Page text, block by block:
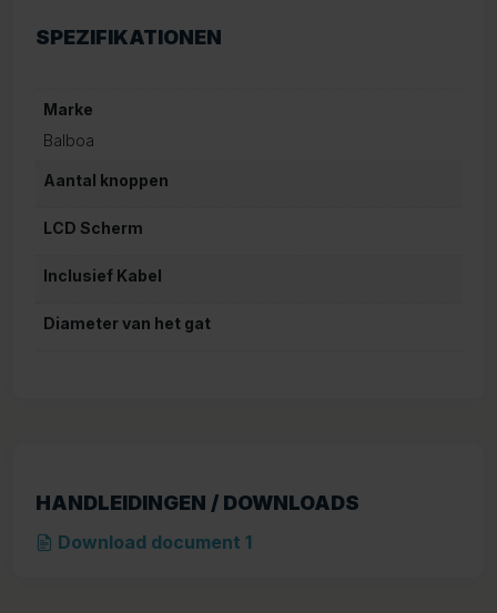
SPEZIFIKATIONEN
Marke
Balboa
Aantal knoppen
LCD Scherm
Inclusief Kabel
Diameter van het gat
HANDLEIDINGEN / DOWNLOADS
Download document 1